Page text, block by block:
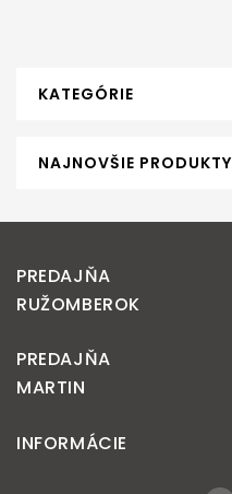
KATEGÓRIE
NAJNOVŠIE PRODUKTY
PREDAJŇA
RUŽOMBEROK
PREDAJŇA
MARTIN
INFORMÁCIE